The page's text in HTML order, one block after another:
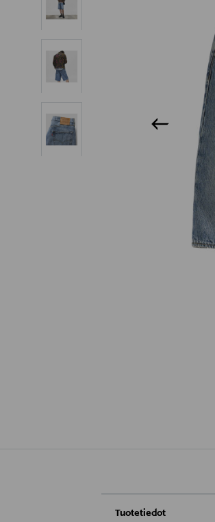
Tuotetiedot